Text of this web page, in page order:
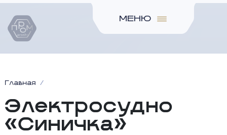
Главная
Электросудно
«Синичка»